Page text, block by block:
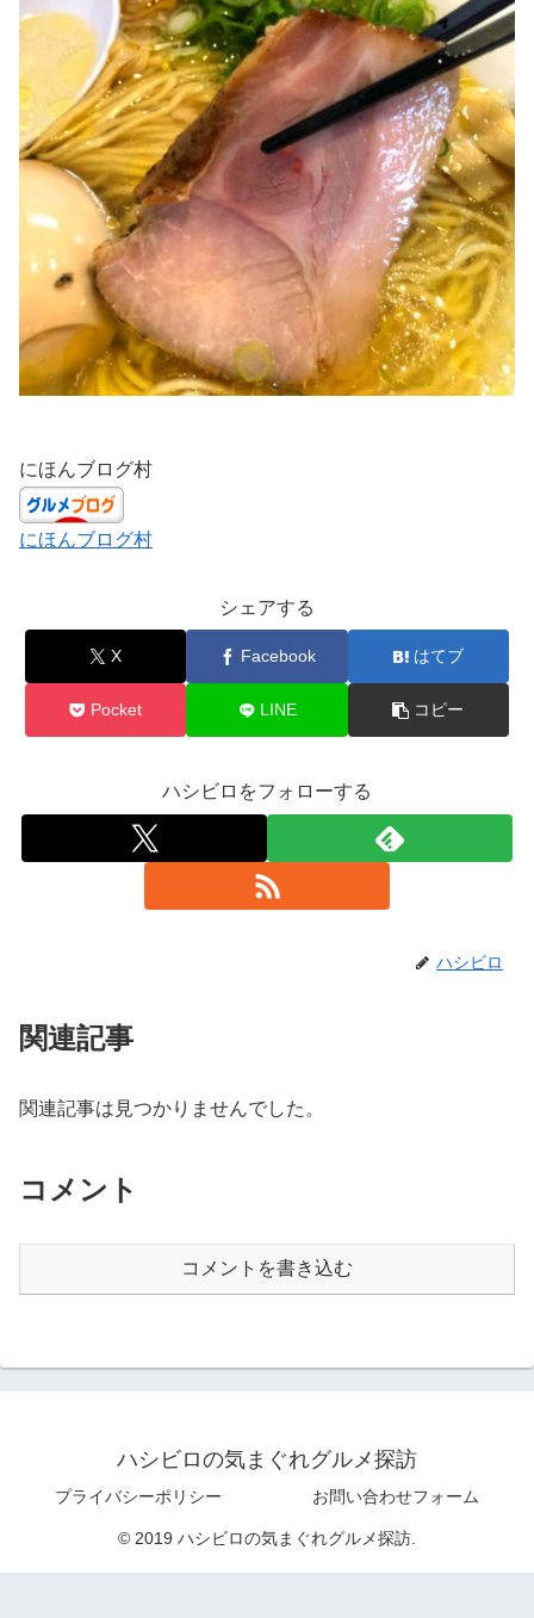
にほんブログ村
にほんブログ村
シェアする
X Facebook はてブ
Pocket LINE コピー
ハシビロをフォローする
ハシビロ
関連記事
関連記事は見つかりませんでした。
コメント
コメントを書き込む
ハシビロの気まぐれグルメ探訪
プライバシーポリシー お問い合わせフォーム
© 2019 ハシビロの気まぐれグルメ探訪.